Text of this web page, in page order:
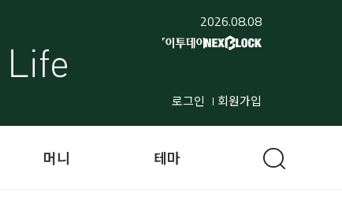
2026.08.08
로그인 회원가입
머니 테마